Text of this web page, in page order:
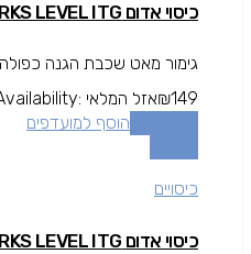
כיסוי אדום IPHONE 8 / 7 – PATCHWORKS LEVEL ITG
גימור מאט שכבת הגנה
₪149
אזל המלאי
הוסף למועדפים
כיסויים
כיסוי אדום IPHONE 8 / 7 – PATCHWORKS LEVEL ITG